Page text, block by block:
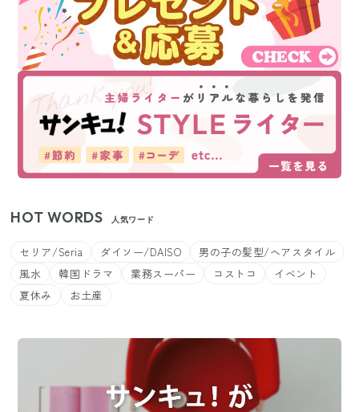
HOT WORDS 人気ワード
セリア/Seria ダイソー/DAISO
男の子の髪型/ヘアスタイル
風水
韓国ドラマ 業務スーパー コストコ
イベント
夏休み
お土産